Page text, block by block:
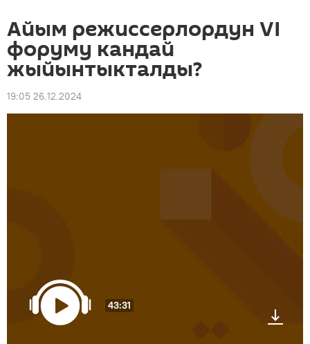
Айым режиссерлордун VI
форуму кандай
жыйынтыкталды?
19:05 26.12.2024
43:31